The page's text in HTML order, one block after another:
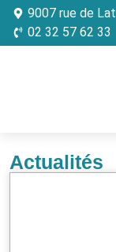
9007 rue de
02 32 57 62 33
Actualités